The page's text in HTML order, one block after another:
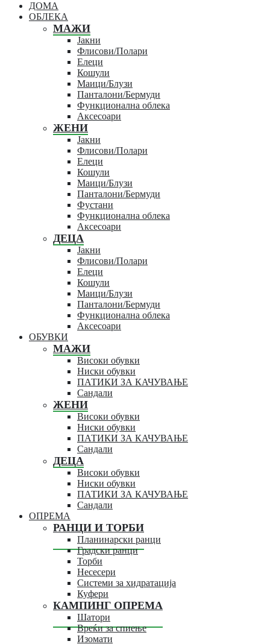
ДОМА
ОБЛЕКА
МАЖИ
Јакни
Флисови/Полари
Елеци
Кошули
Маици/Блузи
Панталони/Бермуди
Функционална облека
Аксесоари
ЖЕНИ
Јакни
Флисови/Полари
Елеци
Кошули
Маици/Блузи
Панталони/Бермуди
Фустани
Функционална облека
Аксесоари
ДЕЦА
Јакни
Флисови/Полари
Елеци
Кошули
Маици/Блузи
Панталони/Бермуди
Функционална облека
Аксесоари
ОБУВКИ
МАЖИ
Високи обувки
Ниски обувки
ПАТИКИ ЗА КАЧУВАЊЕ
Сандали
ЖЕНИ
Високи обувки
Ниски обувки
ПАТИКИ ЗА КАЧУВАЊЕ
Сандали
ДЕЦА
Високи обувки
Ниски обувки
ПАТИКИ ЗА КАЧУВАЊЕ
Сандали
ОПРЕМА
РАНЦИ И ТОРБИ
Планинарски ранци
Градски ранци
Торби
Несесери
Системи за хидратација
Куфери
КАМПИНГ ОПРЕМА
Шатори
Вреќи за спиење
Изомати